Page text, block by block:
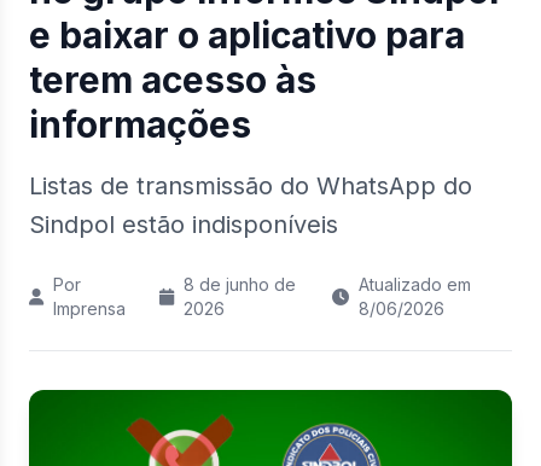
e baixar o aplicativo para
terem acesso às
informações
Listas de transmissão do WhatsApp do
Sindpol estão indisponíveis
Por
Imprensa
8 de junho de
2026
Atualizado em
8/06/2026